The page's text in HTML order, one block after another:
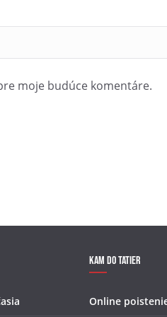
moje budúce komentáre.
Kam do Tatier
Online